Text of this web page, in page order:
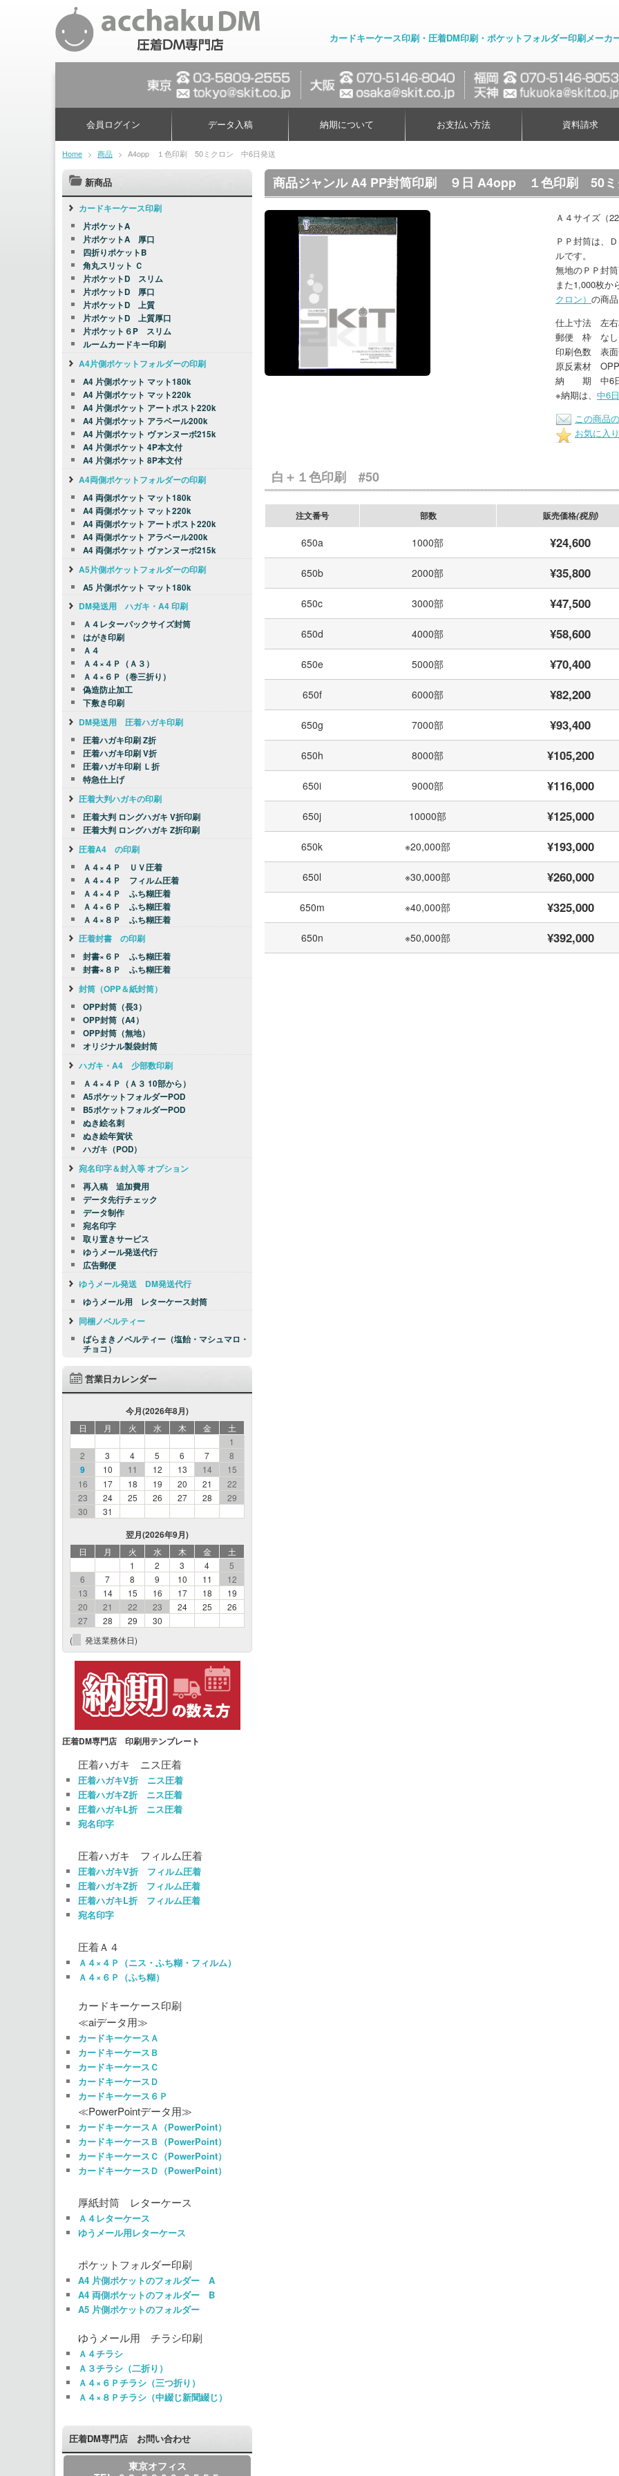
カードキーケース印刷・圧着DM印刷・ポケットフォルダー印刷メー
会員ログイン データ入稿 納期について お支払い方法 資料請求
Home > 商品 > A4opp １色印刷 50ミクロン 中6日発送
商品ジャンル A4 PP封筒印刷 ９日 A4opp １色印刷 50
Ａ４サイズ（
ＰＰ封筒は、
ルです。
無地のＰＰ封
また1,000枚か
クロン） の商
仕上寸法 左右
郵便 枠 なし
印刷色数 表面
原反素材
納 期 中6日
※納期は、 中6日
この商品
お気に入
白＋１色印刷 #50
注文番号 部数 販売価格(税別)
650a 1000部 ¥24,600
650b 2000部 ¥35,800
650c 3000部 ¥47,500
650d 4000部 ¥58,600
650e 5000部 ¥70,400
650f 6000部 ¥82,200
650g 7000部 ¥93,400
650h 8000部 ¥105,200
650i 9000部 ¥116,000
650j 10000部 ¥125,000
650k ※20,000部 ¥193,000
650l ※30,000部 ¥260,000
650m ※40,000部 ¥325,000
650n ※50,000部 ¥392,000
新商品
カードキーケース印刷
片ポケットA
片ポケットA 厚口
四折りポケットB
角丸スリット Ｃ
片ポケットD スリム
片ポケットD 厚口
片ポケットD 上質
片ポケットD 上質厚口
片ポケット６P スリム
ルームカードキー印刷
A4片側ポケットフォルダーの印刷
A4 片側ポケット マット180k
A4 片側ポケット マット220k
A4 片側ポケット アートポスト220k
A4 片側ポケット アラベール200k
A4 片側ポケット ヴァンヌーボ215k
A4 片側ポケット 4P本文付
A4 片側ポケット 8P本文付
A4両側ポケットフォルダーの印刷
A4 両側ポケット マット180k
A4 両側ポケット マット220k
A4 両側ポケット アートポスト220k
A4 両側ポケット アラベール200k
A4 両側ポケット ヴァンヌーボ215k
A5片側ポケットフォルダーの印刷
A5 片側ポケット マット180k
DM発送用 ハガキ・A4 印刷
Ａ４レターパックサイズ封筒
はがき印刷
Ａ４
Ａ４×４Ｐ（Ａ３）
Ａ４×６Ｐ（巻三折り）
偽造防止加工
下敷き印刷
DM発送用 圧着ハガキ印刷
圧着ハガキ印刷 Z折
圧着ハガキ印刷 V折
圧着ハガキ印刷 Ｌ折
特急仕上げ
圧着大判ハガキの印刷
圧着大判 ロングハガキ V折印刷
圧着大判 ロングハガキ Z折印刷
圧着A4 の印刷
Ａ４×４Ｐ ＵＶ圧着
Ａ４×４Ｐ フィルム圧着
Ａ４×４Ｐ ふち糊圧着
Ａ４×６Ｐ ふち糊圧着
Ａ４×８Ｐ ふち糊圧着
圧着封書 の印刷
封書×６Ｐ ふち糊圧着
封書×８Ｐ ふち糊圧着
封筒（OPP＆紙封筒）
OPP封筒（長3）
OPP封筒（A4）
OPP封筒（無地）
オリジナル製袋封筒
ハガキ・A4 少部数印刷
Ａ４×４Ｐ（Ａ３ 10部から）
A5ポケットフォルダーPOD
B5ポケットフォルダーPOD
ぬき絵名刺
ぬき絵年賀状
ハガキ（POD）
宛名印字＆封入等 オプション
再入稿 追加費用
データ先行チェック
データ制作
宛名印字
取り置きサービス
ゆうメール発送代行
広告郵便
ゆうメール発送 DM発送代行
ゆうメール用 レターケース封筒
同梱ノベルティー
ばらまきノベルティー（塩飴・マシュマロ・
チョコ）
営業日カレンダー
今月(2026年8月)
日 月 火 水 木 金
土
1
2
3 4 5 6 7 8
9 10 11 12 13 14
15
16
17 18 19 20 21
22
23
24 25 26 27 28
29
30
31
翌月(2026年9月)
日 月 火 水 木 金
土
1
2 3 4
5
6
7 8 9 10 11
12
13
14 15 16 17 18
19
20
21 22 23 24 25
26
27
28 29
30
(
発送業務休日)
圧着DM専門店 印刷用テンプレート
圧着ハガキ ニス圧着
圧着ハガキV折 ニス圧着
圧着ハガキZ折 ニス圧着
圧着ハガキL折 ニス圧着
宛名印字
圧着ハガキ フィルム圧着
圧着ハガキV折 フィルム圧着
圧着ハガキZ折 フィルム圧着
圧着ハガキL折 フィルム圧着
宛名印字
圧着Ａ４
Ａ４×４Ｐ（ニス・ふち糊・フィルム）
Ａ４×６Ｐ（ふち糊）
カードキーケース印刷
≪aiデータ用≫
カードキーケースＡ
カードキーケースＢ
カードキーケースＣ
カードキーケースＤ
カードキーケース６Ｐ
≪PowerPointデータ用≫
カードキーケースＡ（PowerPoint）
カードキーケースＢ（PowerPoint）
カードキーケースＣ（PowerPoint）
カードキーケースＤ（PowerPoint）
厚紙封筒 レターケース
Ａ４レターケース
ゆうメール用レターケース
ポケットフォルダー印刷
A4 片側ポケットのフォルダー A
A4 両側ポケットのフォルダー B
A5 片側ポケットのフォルダー
ゆうメール用 チラシ印刷
Ａ４チラシ
Ａ３チラシ（二折り）
Ａ４×６Ｐチラシ（三つ折り）
Ａ４×８Ｐチラシ（中綴じ新聞綴じ）
圧着DM専門店 お問い合わせ
東京オフィス